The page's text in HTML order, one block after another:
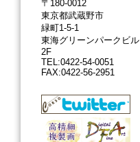
〒180-0012
東京都武蔵野市
緑町1-5-1
東海グリーンパークビル
2F
TEL:0422-54-0051
FAX:0422-56-2951